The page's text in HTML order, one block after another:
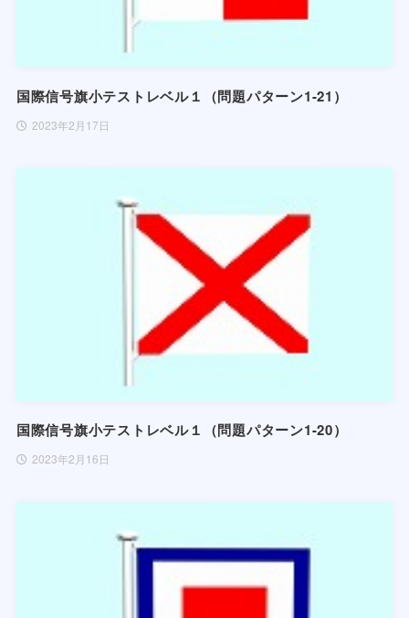
国際信号旗小テストレベル１（問題パターン1-21）
2023年2月17日
国際信号旗小テストレベル１（問題パターン1-20）
2023年2月16日